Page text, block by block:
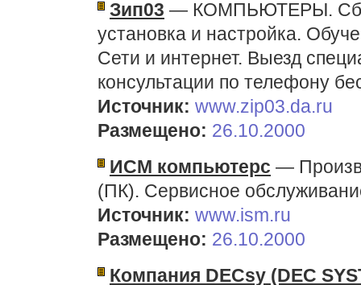
Зип03 — КОМПЬЮТЕРЫ.
установка и настройка.
Сети и интернет. Выезд
консультации по телефону
Источник: www.zip03.da.ru
Размещено: 26.10.2000
ИСМ компьютерс —
(ПК). Сервисное
Источник: www.ism.ru
Размещено: 26.10.2000
Компания DECsy (DEC